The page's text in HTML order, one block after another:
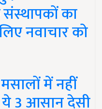
का
नवाचार को
में नहीं
3 आसान देसी